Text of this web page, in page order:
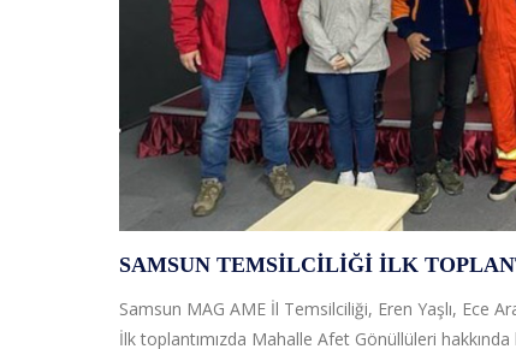
SAMSUN TEMSILCILIĞI İLK
Samsun MAG AME İl Temsilciliği, Eren Yaşlı, Ece
İlk toplantımızda Mahalle Afet Gönüllüleri